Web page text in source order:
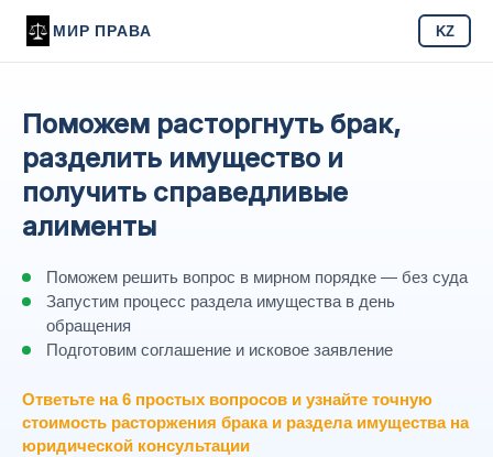
МИР ПРАВА KZ
Поможем расторгнуть брак,
разделить имущество и
получить справедливые
алименты
Поможем решить вопрос в мирном порядке — без суда
Запустим процесс раздела имущества в день
обращения
Подготовим соглашение и исковое заявление
Ответьте на 6 простых вопросов и узнайте точную
стоимость расторжения брака и раздела имущества на
юридической консультации